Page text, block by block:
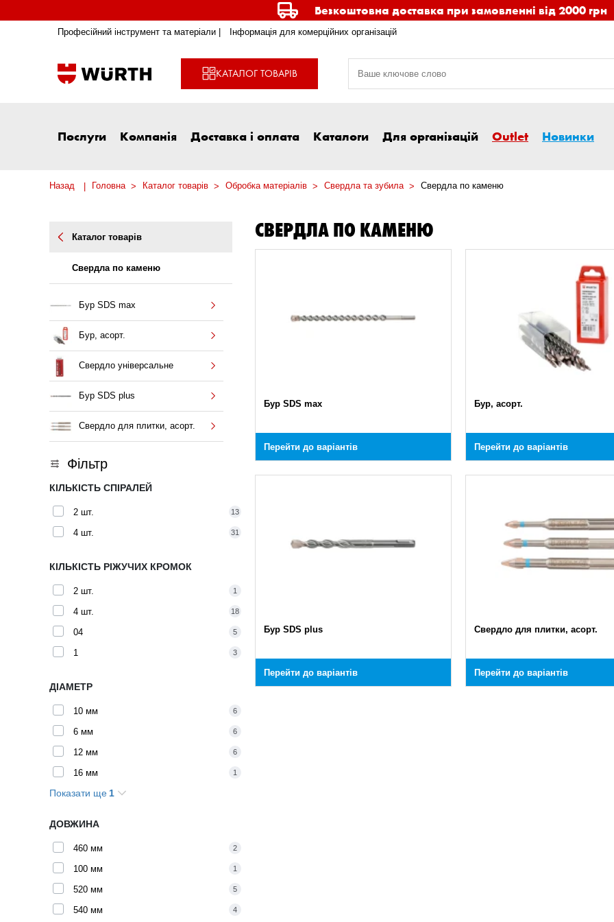
Безкоштовна доставка при замовленні від 2000 грн
Професійний інструмент та матеріали | Інформація для комерційних організацій
КАТАЛОГ ТОВАРІВ
Послуги Компанія Доставка і оплата Каталоги Для організацій Outlet Новинки
Назад Головна Каталог товарів Обробка матеріалів Свердла та зубила Свердла по каменю
Каталог товарів
Свердла по каменю
Бур SDS max
Бур, асорт.
Свердло універсальне
Бур SDS plus
Свердло для плитки, асорт.
Фільтр
КІЛЬКІСТЬ СПІРАЛЕЙ
2 шт. 13
4 шт. 31
КІЛЬКІСТЬ РІЖУЧИХ КРОМОК
2 шт. 1
4 шт. 18
04 5
1 3
ДІАМЕТР
10 мм 6
6 мм 6
12 мм 6
16 мм 1
8 мм
Показати ще 1
ДОВЖИНА
460 мм 2
100 мм 1
520 мм 5
540 мм 4
СВЕРДЛА ПО КАМЕНЮ
Бур SDS max
Перейти до варіантів
Бур, асорт.
Перейти до варіантів
Бур SDS plus
Перейти до варіантів
Свердло для плитки, асорт.
Перейти до варіантів